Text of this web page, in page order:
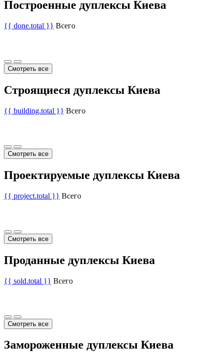
Построенные дуплексы Киева
{{ done.total }} Всего
Смотреть все
Строящиеся дуплексы Киева
{{ building.total }} Всего
Смотреть все
Проектируемые дуплексы Киева
{{ project.total }} Всего
Смотреть все
Проданные дуплексы Киева
{{ sold.total }} Всего
Смотреть все
Замороженные дуплексы Киева